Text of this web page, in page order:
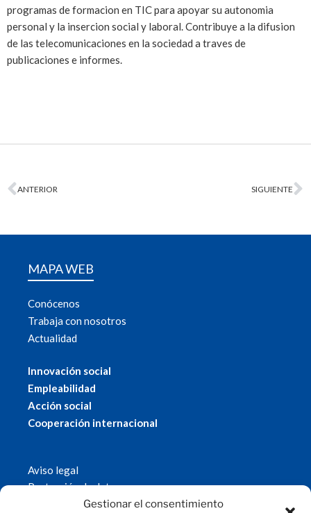
Gestionar el consentimiento
programas de formacion en TIC para apoyar su autonomia
personal y la insercion social y laboral. Contribuye a la difusion
de las telecomunicaciones en la sociedad a traves de
publicaciones e informes.
ANTERIOR SIGUIENTE
MAPA WEB
Conócenos
Trabaja con nosotros
Actualidad
Innovación social
Empleabilidad
Acción social
Cooperación internacional
Aviso legal
Protección de datos
Política de cookies